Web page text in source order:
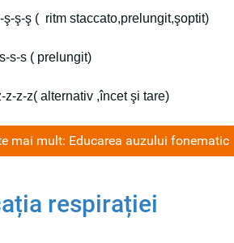
ş-ş ( ritm staccato,prelungit,şoptit)
s-s ( prelungit)
z-z-z( alternativ ,încet şi tare)
mai mult: Educarea auzului fonematic
respirației